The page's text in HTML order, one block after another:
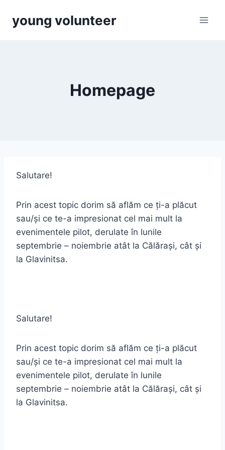
young volunteer
Homepage
Salutare!
Prin acest topic dorim să aflăm ce ți-a plăcut
sau/și ce te-a impresionat cel mai mult la
evenimentele pilot, derulate în lunile
septembrie – noiembrie atât la Călărași, cât și
la Glavinitsa.
Salutare!
Prin acest topic dorim să aflăm ce ți-a plăcut
sau/și ce te-a impresionat cel mai mult la
evenimentele pilot, derulate în lunile
septembrie – noiembrie atât la Călărași, cât și
la Glavinitsa.